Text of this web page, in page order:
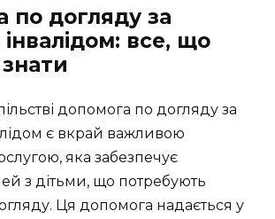
по догляду за
все, що
допомога по догляду за
є вкрай важливою
яка забезпечує
з дітьми, що потребують
Ця допомога надається у